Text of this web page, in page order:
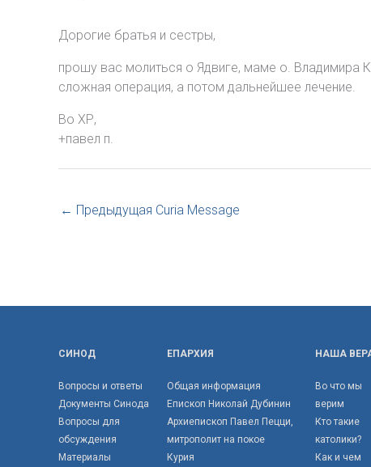
Дорогие братья и сестры,
прошу вас молиться о Ядвиге, маме о. Владимира
сложная операция, а потом дальнейшее лечение.
Во ХР,
+павел п.
← Предыдущая Curia Message
СИНОД
Вопросы и ответы
Документы Синода
Вопросы для
обсуждения
Материалы
ЕПАРХИЯ
Общая информация
Епископ Николай Дубинин
Архиепископ Павел Пецци,
митрополит на покое
Курия
НАША
Во что мы
верим
Кто такие
католики?
Как и чем